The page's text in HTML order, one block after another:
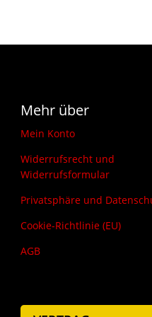
Mehr über
Mein Konto
Widerrufsrecht und
Widerrufsformular
Privatsphäre und
Cookie-Richtlinie (EU)
AGB